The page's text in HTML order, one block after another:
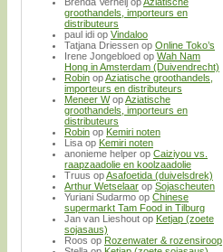
groothandels, importeurs en
distributeurs
paul idi op Vindaloo
Tatjana Driessen op Online Toko’s
Irene Jongebloed op Wah Nam
Hong in Amsterdam (Duivendrecht)
Robin opAziatische groothandels,
importeurs en distributeurs
Meneer WopAziatische
groothandels, importeurs en
distributeurs
Robin op Kemiri noten
Lisa op Kemiri noten
anonieme helper op Caiziyou vs.
raapzaadolie en koolzaadolie
Truus opAsafoetida (duivelsdrek)
Arthur Wetselaar op Sojascheuten
Yuriani Sudarmo op Chinese
supermarkt Tam Food in Tilburg
Jan van Lieshout op Ketjap (zoete
sojasaus)
Roos op Rozenwater & rozensiroop